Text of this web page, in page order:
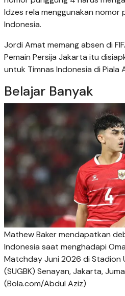
Idzes rela menggunakan nomor
Indonesia.
Jordi Amat memang absen di
Pemain Persija Jakarta itu
untuk Timnas Indonesia di Piala
Belajar Banyak
Mathew Baker mendapatkan
Indonesia saat menghadapi
Matchday Juni 2026 di Stadion
(SUGBK) Senayan, Jakarta,
(Bola.com/Abdul Aziz)